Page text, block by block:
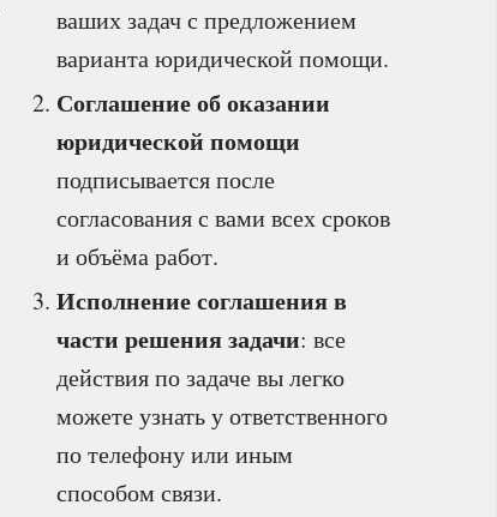
ваших задач с предложением
варианта юридической помощи.
Соглашение об оказании
юридической помощи
подписывается после
согласования с вами всех сроков
и объёма работ.
Исполнение соглашения в
части решения задачи: все
действия по задаче вы легко
можете узнать у ответственного
по телефону или иным
способом связи.